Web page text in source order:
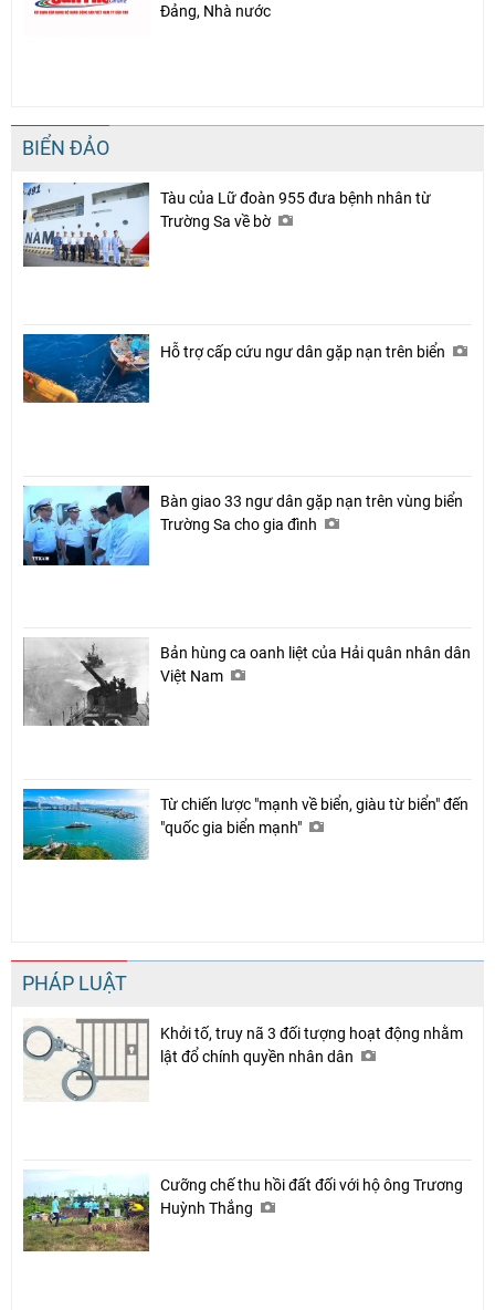
Đảng, Nhà nước
BIỂN ĐẢO
Tàu của Lữ đoàn 955 đưa bệnh nhân từ
Trường Sa về bờ
Hỗ trợ cấp cứu ngư dân gặp nạn trên biển
Bàn giao 33 ngư dân gặp nạn trên vùng biển
Trường Sa cho gia đình
Bản hùng ca oanh liệt của Hải quân nhân dân
Việt Nam
Từ chiến lược "mạnh về biển, giàu từ biển" đến
"quốc gia biển mạnh"
PHÁP LUẬT
Khởi tố, truy nã 3 đối tượng hoạt động nhằm
lật đổ chính quyền nhân dân
Cưỡng chế thu hồi đất đối với hộ ông Trương
Huỳnh Thắng